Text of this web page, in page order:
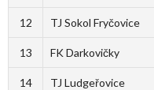
12 TJ Sokol Fryčovice
13 FK Darkovičky
14 TJ Ludgeřovice